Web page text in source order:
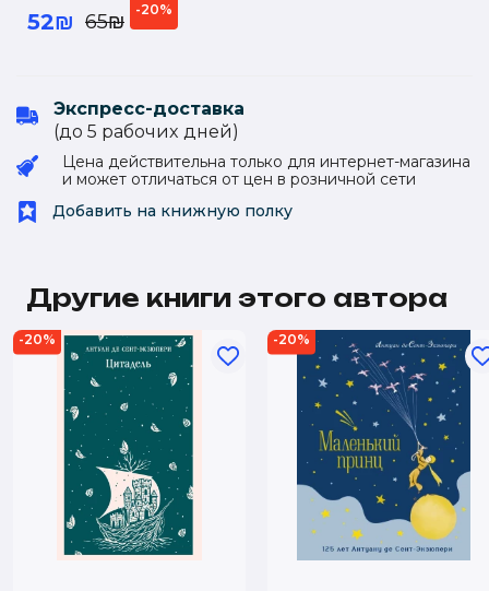
52₪ 65₪
-20%
Экспресс-доставка
(до 5 рабочиx дней)
Цена действительна только для интернет-магазина
и может отличаться от цен в розничной сети
Добавить на книжную полку
Другие книги этого автора
-20% -20%